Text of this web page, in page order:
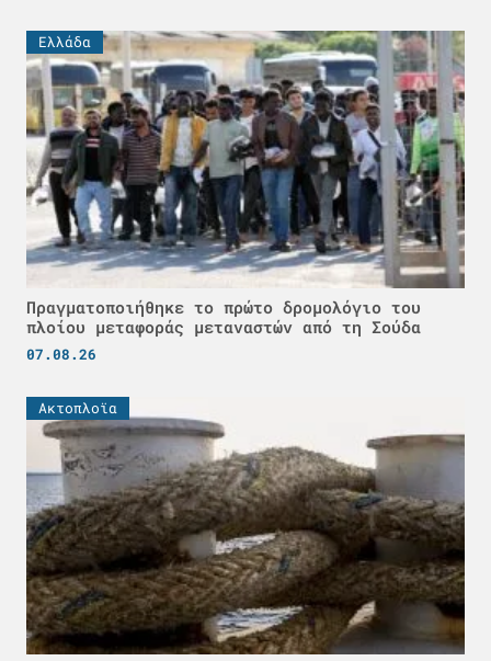
Ελλάδα
Πραγματοποιήθηκε το πρώτο δρομολόγιο του
πλοίου μεταφοράς μεταναστών από τη Σούδα
07.08.26
Ακτοπλοϊα